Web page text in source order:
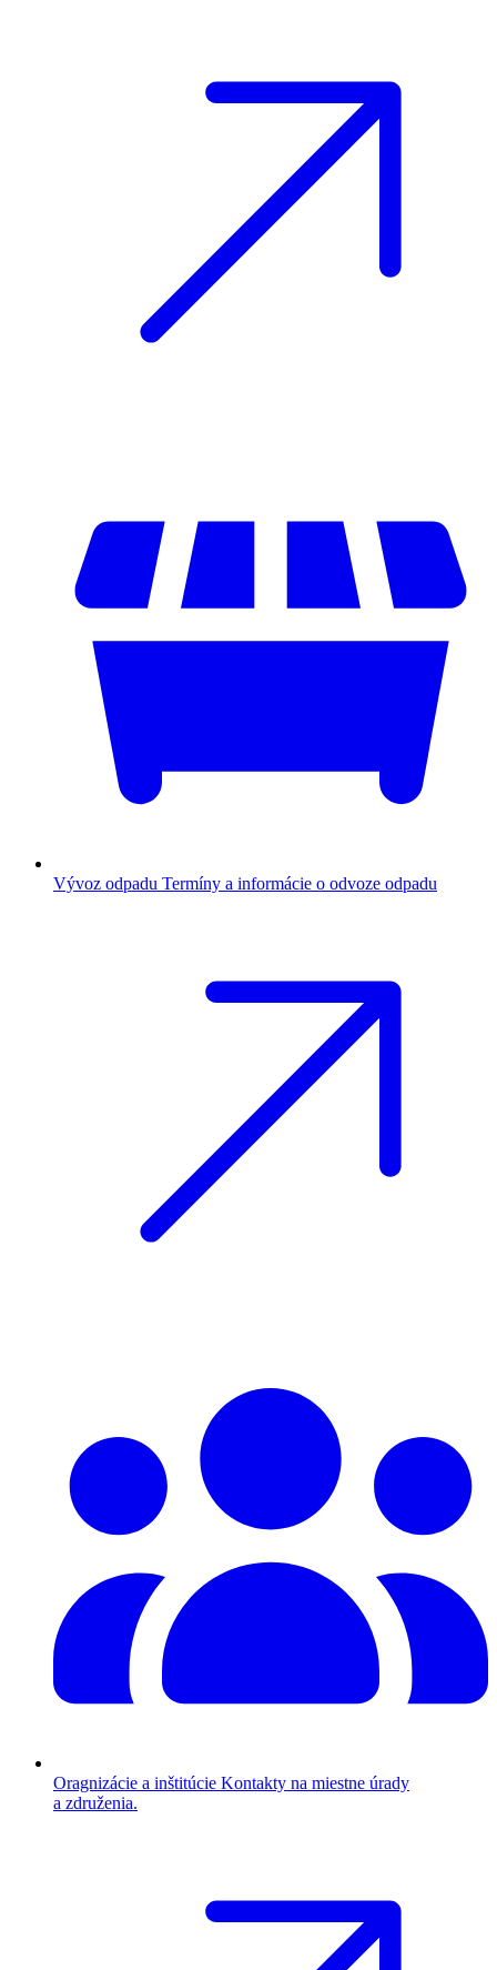
Vývoz odpadu Termíny a informácie o odvoze odpadu
Oragnizácie a inštitúcie Kontakty na miestne úrady
a združenia.